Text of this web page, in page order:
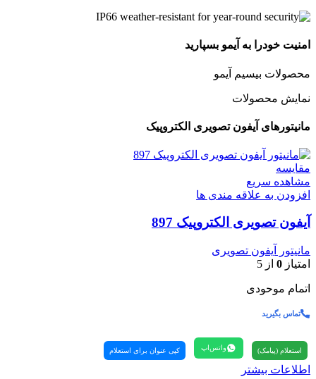
امنیت خودرا به آیمو بسپارید
محصولات بیسیم آیمو
نمایش محصولات
مانیتورهای آیفون تصویری الکتروپیک
مقایسه
مشاهده سریع
افزودن به علاقه مندی ها
آیفون تصویری الکتروپیک 897
مانیتور آیفون تصویری
امتیاز 0 از 5
اتمام موحودی
تماس بگیرید
استعلام (پیامک) واتس‌اپ کپی عنوان برای استعلام
اطلاعات بیشتر